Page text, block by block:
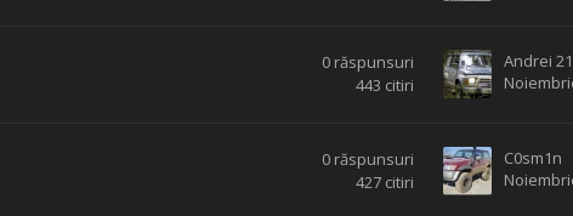
0 răspunsuri
443 citiri
Andrei
0 răspunsuri
427 citiri
C0sm1n